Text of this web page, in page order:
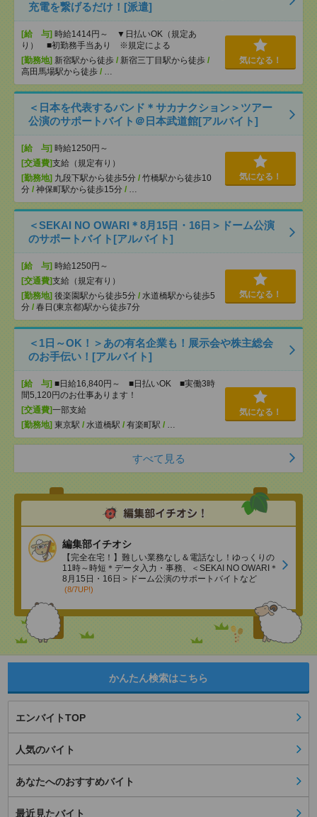
充電を繋げるだけ！[派遣]
[給 与] 時給1414円～ ▼日払いOK（規定あ
り） ■初勤務手当あり ※規定による
[勤務地] 新宿駅から徒歩 / 新宿三丁目駅から徒歩 /
高田馬場駅から徒歩 / …
気になる！
＜日本を代表するバンド＊サカナクション＞ツアー
公演のサポートバイト＠日本武道館[アルバイト]
[給 与] 時給1250円～
[交通費]支給（規定有り）
[勤務地] 九段下駅から徒歩5分 / 竹橋駅から徒歩10
分 / 神保町駅から徒歩15分 / …
気になる！
＜SEKAI NO OWARI＊8月15日・16日＞ドーム公演
のサポートバイト[アルバイト]
[給 与] 時給1250円～
[交通費]支給（規定有り）
[勤務地] 後楽園駅から徒歩5分 / 水道橋駅から徒歩5
分 / 春日(東京都)駅から徒歩7分
気になる！
＜1日～OK！＞あの有名企業も！展示会や株主総会
のお手伝い！[アルバイト]
[給 与] ■日給16,840円～ ■日払いOK ■実働3時
間5,120円のお仕事あります！
[交通費]一部支給
[勤務地] 東京駅 / 水道橋駅 / 有楽町駅 / …
気になる！
すべて見る
編集部イチオシ
【完全在宅！】難しい業務なし＆電話なし！ゆっくりの
11時～時短＊データ入力・事務、＜SEKAI NO OWARI＊
8月15日・16日＞ドーム公演のサポートバイトなど
(8/7UP!)
かんたん検索はこちら
エンバイトTOP
人気のバイト
あなたへのおすすめバイト
最近見たバイト